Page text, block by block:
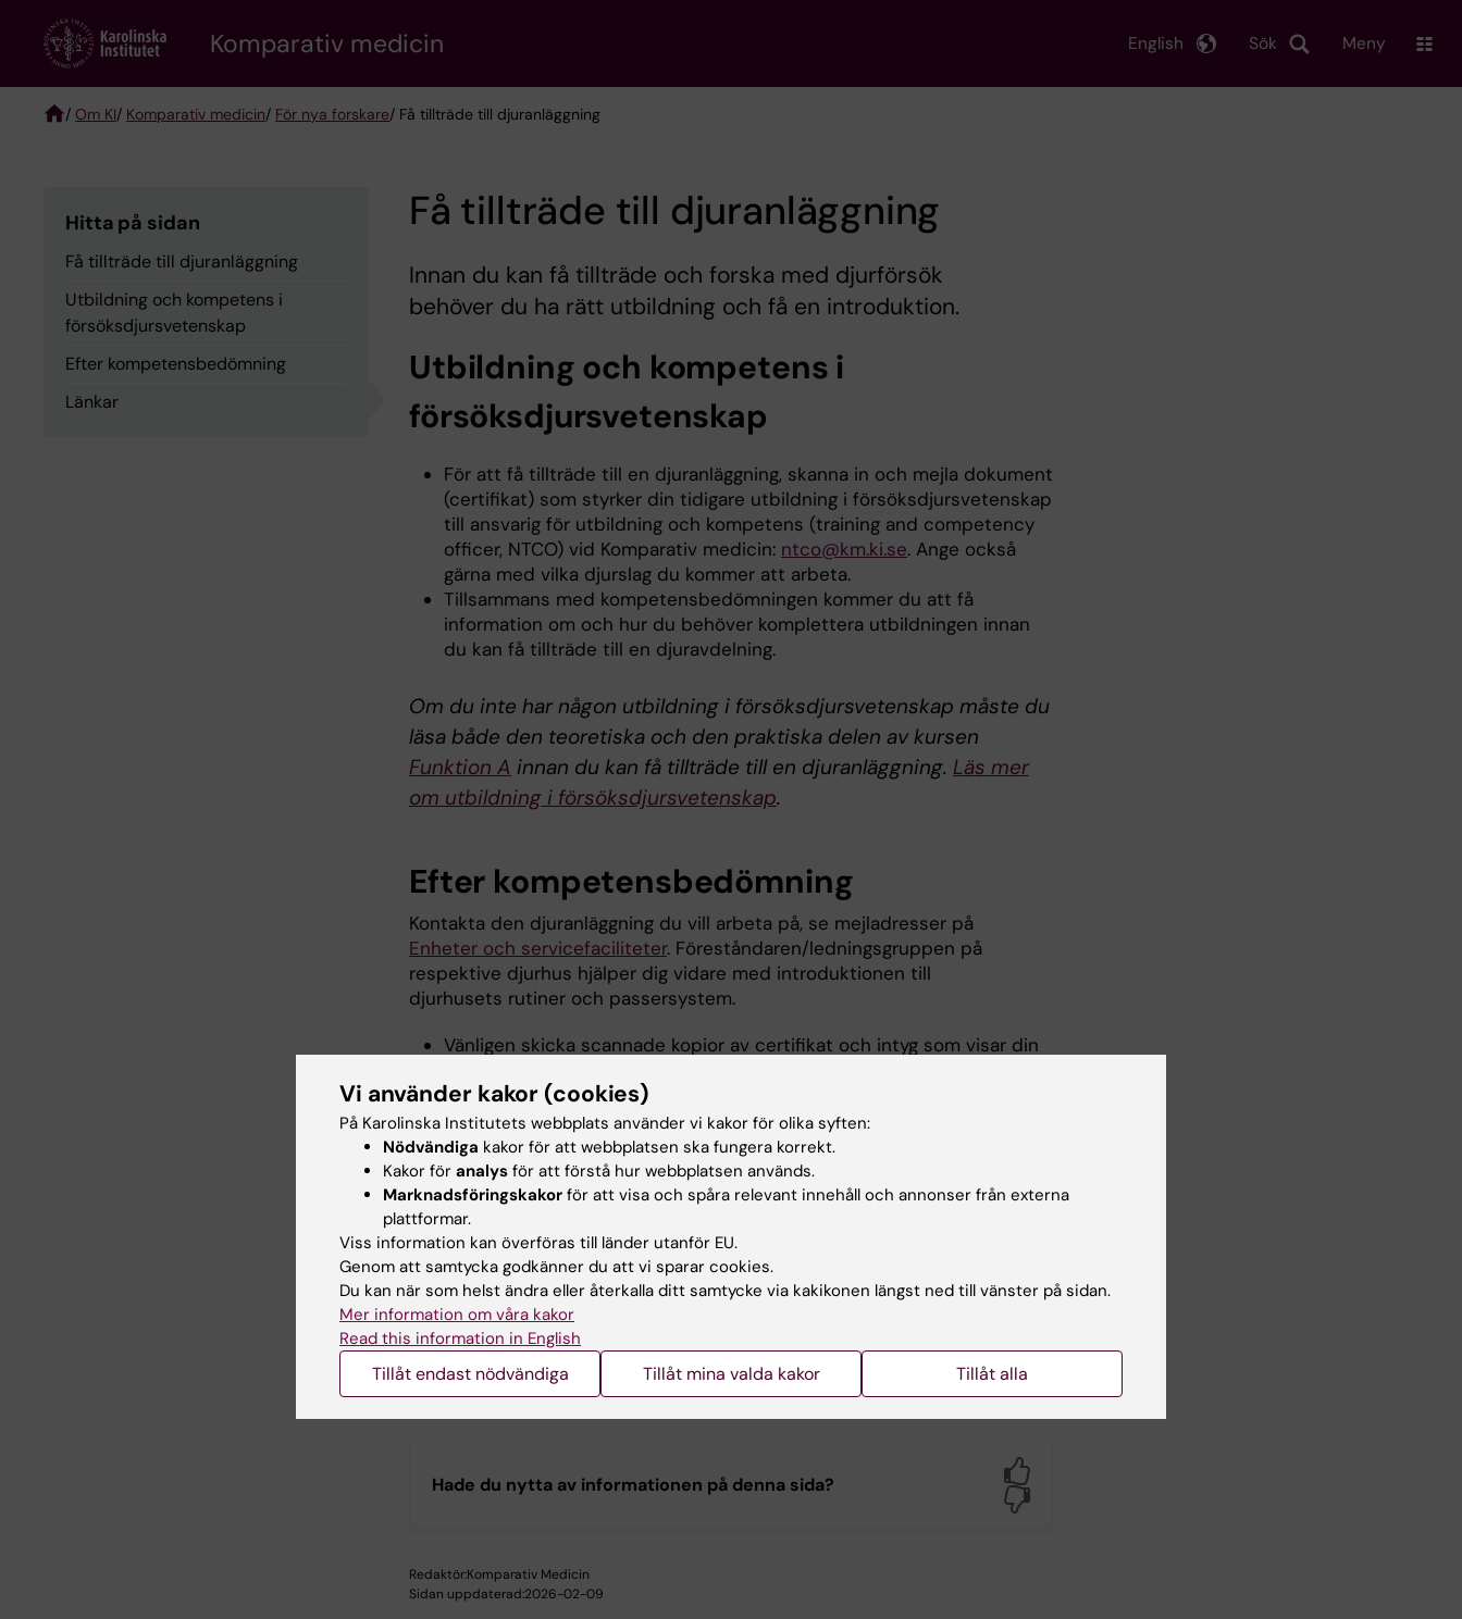
content
Komparativ medicin Sök
English Meny
/ Om KI/ Komparativ medicin/ För nya forskare/ Få tillträde till djuranläggning
Hitta på sidan
Få tillträde till djuranläggning
Utbildning och kompetens i
försöksdjursvetenskap
Efter kompetensbedömning
Länkar
Få tillträde till djuranläggning
Innan du kan få tillträde och forska med djurförsök
behöver du ha rätt utbildning och få en introduktion.
Utbildning och kompetens i
försöksdjursvetenskap
För att få tillträde till en djuranläggning, skanna in och mejla dokument
(certifikat) som styrker din tidigare utbildning i försöksdjursvetenskap
till ansvarig för utbildning och kompetens (training and competency
officer, NTCO) vid Komparativ medicin: ntco@km.ki.se. Ange också
gärna med vilka djurslag du kommer att arbeta.
Tillsammans med kompetensbedömningen kommer du att få
information om och hur du behöver komplettera utbildningen innan
du kan få tillträde till en djuravdelning.
Om du inte har någon utbildning i försöksdjursvetenskap måste du
läsa både den teoretiska och den praktiska delen av kursen
Funktion A innan du kan få tillträde till en djuranläggning. Läs mer
om utbildning i försöksdjursvetenskap.
Efter kompetensbedömning
Kontakta den djuranläggning du vill arbeta på, se mejladresser på
Enheter och servicefaciliteter. Föreståndaren/ledningsgruppen på
respektive djurhus hjälper dig vidare med introduktionen till
djurhusets rutiner och passersystem.
Vänligen skicka scannade kopior av certifikat och intyg som visar din
NTCO, vid Komparativ medicin:
kommer att jobba med.
Ditt underlag bedöms och du meddelas vilka kurser du eventuellt
behöver ta för att få access till djuranläggningarna.
Det är obligatoriskt att genomgå KI:s labsäkerhetsutbildning innan du
får access till KI:s lokaler oavsett om du jobbar administrativt eller i
labb.Läs mer om kursen och anmäl dig!
Länkar
Ansökan om etisk prövning
Hade du nytta av informationen på denna sida?
Redaktör:Komparativ Medicin
Sidan uppdaterad:2026-02-09
Vi använder kakor (cookies)
På Karolinska Institutets webbplats använder vi kakor för olika syften:
Nödvändiga kakor för att webbplatsen ska fungera korrekt.
Kakor för analys för att förstå hur webbplatsen används.
Marknadsföringskakor för att visa och spåra relevant innehåll och annonser från externa
plattformar.
Viss information kan överföras till länder utanför EU.
Genom att samtycka godkänner du att vi sparar cookies.
Du kan när som helst ändra eller återkalla ditt samtycke via kakikonen längst ned till vänster på sidan.
Mer information om våra kakor
Read this information in English
Tillåt endast nödvändiga Tillåt mina valda kakor Tillåt alla